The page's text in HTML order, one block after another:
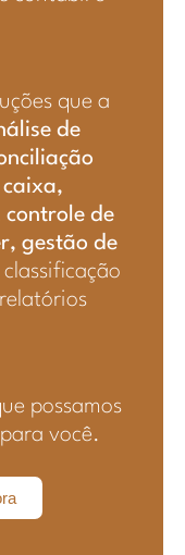
que a
de
de
gestão de
classificação
possamos
você.